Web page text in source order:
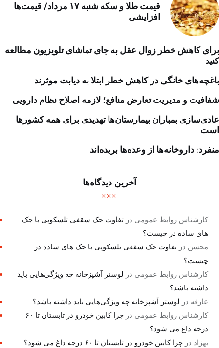
قیمت طلا و سکه شنبه ۱۷ مرداد/ قیمت‌ها
افزایشی
برای کاهش خطر زوال عقل به جای تماشای تلویزیون مطالعه
کنید
باغچه‌های خانگی در کاهش خطر ابتلا به دیابت موثرند
شفافیت و مدیریت تعارض منافع؛ لازمه اصلاح نظام دارویی
عادی‌سازی بمباران بیمارستان‌ها تهدیدی برای همه کشورها
است
منفرد: داروخانه‌ها از وعده‌ها بریده‌اند
آخرین دیدگاه‌ها
کارشناس روابط عمومی درتفاوت جک سقفی تلسکوپی با جک
های ساده در چیست؟
محسن درتفاوت جک سقفی تلسکوپی با جک های ساده در
چیست؟
کارشناس روابط عمومی در لوستر آشپزخانه چه ویژگی‌هایی باید
داشته باشد؟
عارفه در لوستر آشپزخانه چه ویژگی‌هایی باید داشته باشد؟
کارشناس روابط عمومی در
چرا کابین خودرو در تابستان تا ۶۰
درجه داغ می شود؟
بهزاد درچرا کابین خودرو در تابستان تا ۶۰ درجه داغ می شود؟